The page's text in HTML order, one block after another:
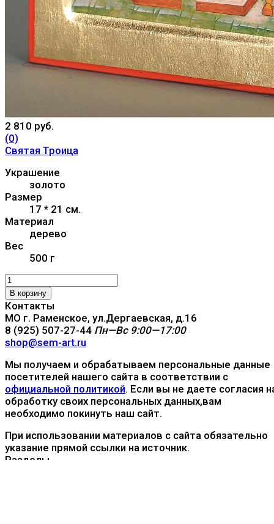
2 810 руб.
(0)
Святая Троица
Украшение
золото
Размер
17 * 21 см.
Материал
дерево
Вес
500 г
В корзину
Контакты
МО г. Раменское, ул.Дергаевская, д.16
8 (925) 507-27-44 Пн—Вс 9:00—17:00
shop@sem-art.ru
Мы получаем и обрабатываем персональные данные
посетителей нашего сайта в соответствии с
официальной политикой. Если вы не даете согласия
обработку своих персональных данных,вам
необходимо покинуть наш сайт.
При использовании материалов с сайта обязательно
указание прямой ссылки на источник.
Разделы